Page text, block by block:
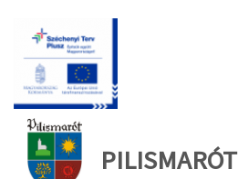
PILISMARÓT